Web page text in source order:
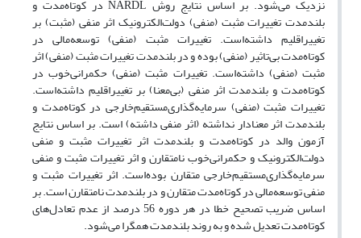
نزدیک می‌شود. بر اساس نتایج روش NARDL در کوتاه‌مدت و
بلندمدت تغییرات مثبت (منفی) دولت‌الکترونیک اثر منفی (مثبت) بر
تغییر‌اقلیم داشته‌است. تغییرات مثبت (منفی) توسعه‌مالی در
کوتاه‌مدت بی‌تاثیر (منفی) بوده و در بلندمدت تغییرات مثبت (منفی) اثر
مثبت (منفی) داشته‌است. تغییرات مثبت (منفی) حکمرانی‌خوب در
کوتاه‌مدت و بلندمدت اثر منفی (بی‌معنا) بر تغییر‌اقلیم داشته‌است.
تغییرات مثبت (منفی) سرمایه‌گذاری‌مستقیم‌خارجی در کوتاه‌مدت و
بلندمدت اثر معنادار نداشته (اثر منفی داشته) است. بر اساس نتایج
آزمون والد در کوتاه‌مدت و بلندمدت اثر تغییرات مثبت و منفی
دولت‌الکترونیک و حکمرانی‌خوب نامتقارن و اثر تغییرات مثبت و منفی
سرمایه‌گذاری‌مستقیم‌خارجی متقارن بوده‌است. اثر تغییرات مثبت و
منفی توسعه‌مالی در کوتاه‌مدت متقارن و در بلندمدت نامتقارن است. بر
اساس ضریب تصحیح‌ خطا در هر دوره 56 درصد از عدم تعادل‌های
کوتاه‌مدت تعدیل شده و به روند بلندمدت همگرا می‌شود.